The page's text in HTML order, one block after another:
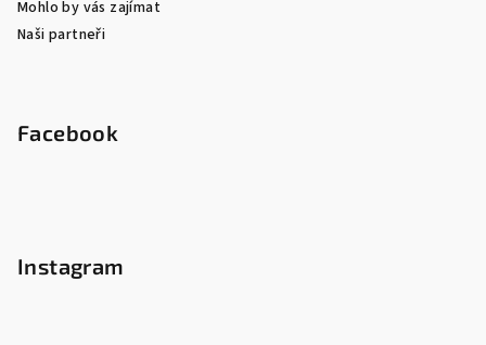
Mohlo by vás zajímat
Naši partneři
Facebook
Instagram